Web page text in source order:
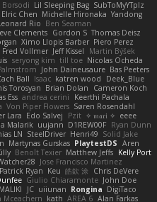
Borsodi Lil Sleeping Bag SubToMyYTplz
Elric Chen Michelle Hironaka Yandong
Rio Ben Seaman
Clements Gordon S Thomas Deisz
Ximo Llopis Barber Piero Perez
Fred Vollmer Jeff Kissel
Martin Býšek
seryong kim till toe Nicolas Ocheda
John Daineusaure Bas Peeters
Ball Isaac katren wood
Deek_Blue
Torosyan Brian Dolan
Cameron Koch
Ess andrea cerini
Keerthi Pachala
Von Piper Flowers Søren Rosendahl
Lara Edo Salvej Pzit ✧ 𝔪𝔞𝔯𝔦 ✧ eeee
Malarik uujann D1REW00F Ryan Dunn
LN SteelDriver Henri49 Solid Jake
Martynas Gurskas PlaytestDS Aren
Benoît Texier Matthew Jeffs Kelly Port
Jose Francisco Martinez
Patrick Ryan Keu 皓欽 涂 Chris DeVere
Giulio Chiaramonte John Doe
JC uiiunan Rongina DigiTaco
Mceachern kath AREA 6 Alan Farkas